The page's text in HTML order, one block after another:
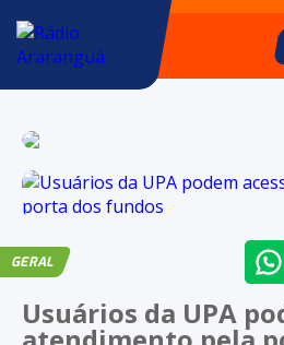
GERAL
Usuários da UPA